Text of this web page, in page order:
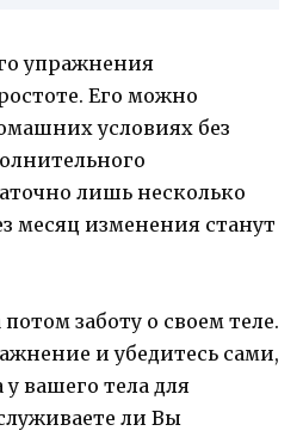
упражнения
Его можно
условиях без
лишь несколько
месяц изменения станут
заботу о своем теле.
и убедитесь сами,
вашего тела для
ли Вы